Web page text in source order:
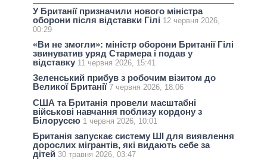
У Британії призначили нового міністра
оборони після відставки Гілі 12 червня 2026,
00:29
«Ви не змогли»: міністр оборони Британії Гілі
звинуватив уряд Стармера і подав у
відставку 11 червня 2026, 15:41
Зеленський прибув з робочим візитом до
Великої Британії 7 червня 2026, 18:06
США та Британія провели масштабні
військові навчання поблизу кордону з
Білоруссю 1 червня 2026, 10:01
Британія запускає систему ШІ для виявлення
дорослих мігрантів, які видають себе за
дітей 30 травня 2026, 03:47